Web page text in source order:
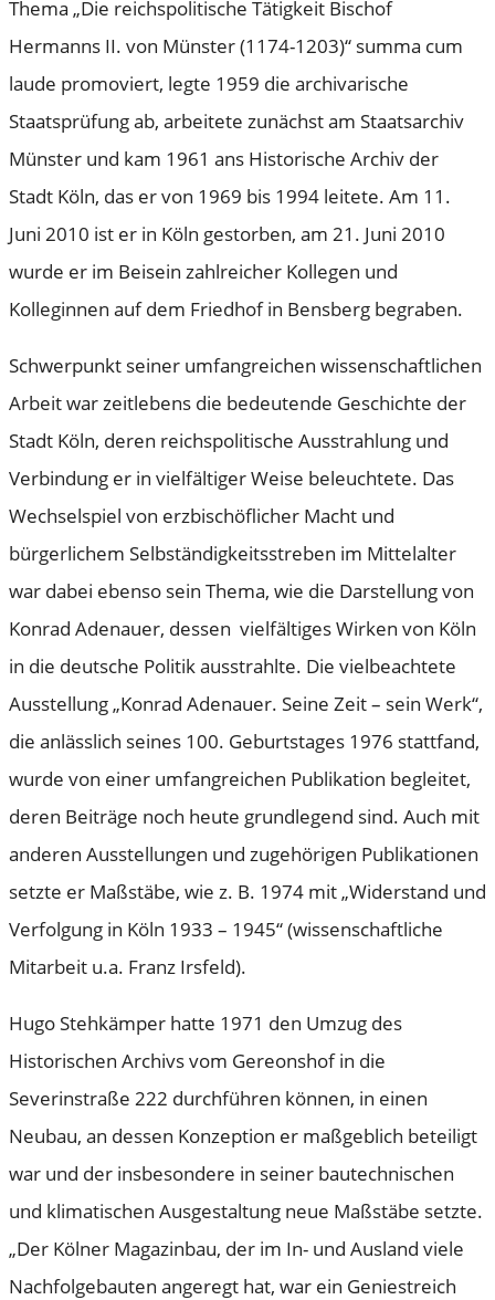
Thema „Die reichspolitische Tätigkeit Bischof
Hermanns II. von Münster (1174-1203)“ summa cum
laude promoviert, legte 1959 die archivarische
Staatsprüfung ab, arbeitete zunächst am Staatsarchiv
Münster und kam 1961 ans Historische Archiv der
Stadt Köln, das er von 1969 bis 1994 leitete. Am 11.
Juni 2010 ist er in Köln gestorben, am 21. Juni 2010
wurde er im Beisein zahlreicher Kollegen und
Kolleginnen auf dem Friedhof in Bensberg begraben.
Schwerpunkt seiner umfangreichen wissenschaftlichen
Arbeit war zeitlebens die bedeutende Geschichte der
Stadt Köln, deren reichspolitische Ausstrahlung und
Verbindung er in vielfältiger Weise beleuchtete. Das
Wechselspiel von erzbischöflicher Macht und
bürgerlichem Selbständigkeitsstreben im Mittelalter
war dabei ebenso sein Thema, wie die Darstellung von
Konrad Adenauer, dessen vielfältiges Wirken von Köln
in die deutsche Politik ausstrahlte. Die vielbeachtete
Ausstellung „Konrad Adenauer. Seine Zeit – sein Werk“,
die anlässlich seines 100. Geburtstages 1976 stattfand,
wurde von einer umfangreichen Publikation begleitet,
deren Beiträge noch heute grundlegend sind. Auch mit
anderen Ausstellungen und zugehörigen Publikationen
setzte er Maßstäbe, wie z. B. 1974 mit „Widerstand und
Verfolgung in Köln 1933 – 1945“ (wissenschaftliche
Mitarbeit u.a. Franz Irsfeld).
Hugo Stehkämper hatte 1971 den Umzug des
Historischen Archivs vom Gereonshof in die
Severinstraße 222 durchführen können, in einen
Neubau, an dessen Konzeption er maßgeblich beteiligt
war und der insbesondere in seiner bautechnischen
und klimatischen Ausgestaltung neue Maßstäbe setzte.
„Der Kölner Magazinbau, der im In- und Ausland viele
Nachfolgebauten angeregt hat, war ein Geniestreich